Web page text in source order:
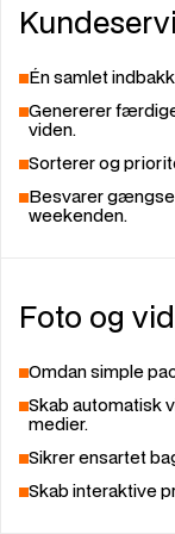
Én samlet
Genererer
viden.
Sorterer og
Besvarer
weekenden.
Foto og
Omdan simple
Skab automatisk
medier.
Sikrer ensartet
Skab interaktive